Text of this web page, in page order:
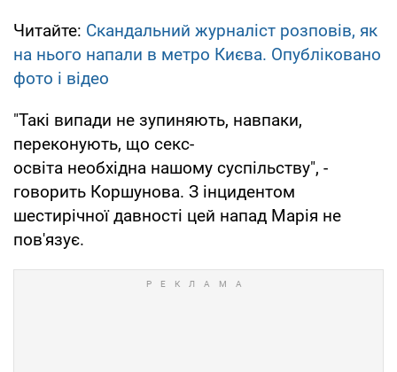
Читайте: Скандальний журналіст розповів, як
на нього напали в метро Києва. Опубліковано
фото і відео
"Такі випади не зупиняють, навпаки,
переконують, що секс-
освіта необхідна нашому суспільству", -
говорить Коршунова. З інцидентом
шестирічної давності цей напад Марія не
пов'язує.